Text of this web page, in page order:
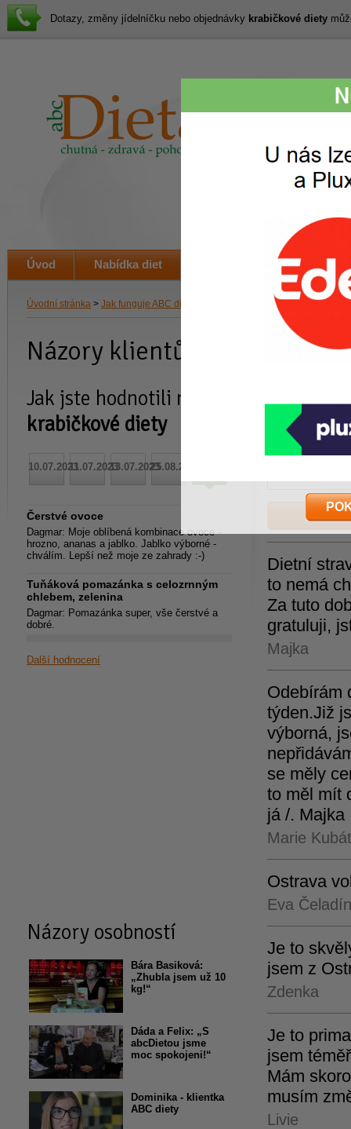
Úvodní stránka > Jak funguje ABC dieta
Názory klientů
Jak jste hodnotili naše
krabičkové diety
25.08.2023
13.07.2023
11.07.2023
10.07.2023
Čerstvé ovoce
Dagmar: Moje oblíbená kombinace ovoce -
hrozno, ananas a jablko. Jablko výborné -
chválím. Lepší než moje ze zahrady :-)
Tuňáková pomazánka s celozrnným
chlebem, zelenina
Dagmar: Pomazánka super, vše čerstvé a
dobré.
Další hodnocení
Názory osobností
Bára Basiková:
„Zhubla jsem už 10
kg!“
Dáda a Felix: „S
abcDietou jsme
moc spokojeni!“
Dominika - klientka
ABC diety
Vaše
Uživatelské
Dietní
to nemá
Za tuto
gratuluji,
Majka
Odebírám
týden.Již
výborná,
se měly
to měl mít
já /. Majka
Marie
Ostrava
Eva
Je to
jsem z
Zdenka
Je to
jsem
Mám
musím
Livie
Dotazy, změny jídelníčku nebo objednávky krabičkové diety
Úvod Nabídka diet